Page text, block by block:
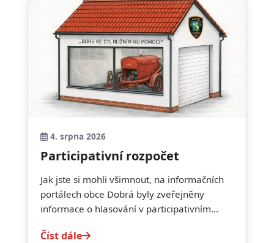
4. srpna 2026
Participativní rozpočet
Jak jste si mohli všimnout, na informačních
portálech obce Dobrá byly zveřejněny
informace o hlasování v participativním...
Číst dále